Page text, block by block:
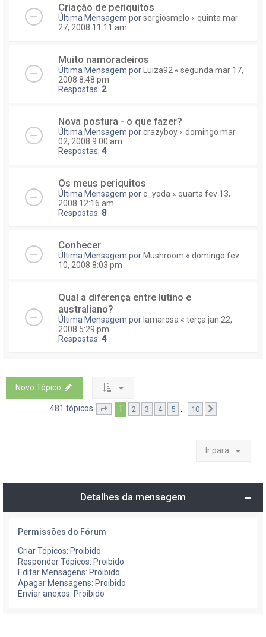
Criação de periquitos
Última Mensagem porsergiosmelo « quinta mar
27, 2008 11:11 am
Muito namoradeiros
Última Mensagem por Luiza92 « segunda mar 17,
2008 8:48 pm
Respostas: 2
Nova postura - o que fazer?
Última Mensagem porcrazyboy « domingo mar
02, 2008 9:00 am
Respostas: 4
Os meus periquitos
Última Mensagem porc_yoda « quarta fev 13,
2008 12:16 am
Respostas: 8
Conhecer
Última Mensagem por Mushroom « domingo fev
10, 2008 8:03 pm
Qual a diferença entre lutino e
australiano?
Última Mensagem por lamarosa « terça jan 22,
2008 5:29 pm
Respostas: 4
Novo Tópico
481 tópicos Página1 de
1 2 3 4 5 ... 10
Ir para
Detalhes da mensagem
Permissões do Fórum
Criar Tópicos: Proibido
Responder Tópicos: Proibido
Editar Mensagens: Proibido
Apagar Mensagens: Proibido
Enviar anexos: Proibido